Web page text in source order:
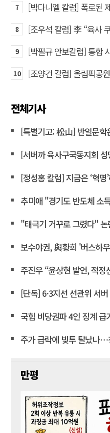
7
8 [조우석 칼럼] 李 “육사
9
10
전체기사
[특별기고: 松山] 반일문학은
[서버까 육사구국동지회 성명서] ㊱부정
[정성홍 칼럼] 지금은 ‘혁
추미애 "경기도 반도체 소득
"태극기 거꾸로 그렸다" 논
보수야권, 與황희 '버스하우
주진우 “윤상현 발언, 적정
[단독] 6·3지선 선관위 서
국힘 비당권파 4인 징계 급가
주가 급락에 빚투 탈났나…
만평